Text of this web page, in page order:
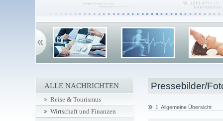
Pressebilder/
1. Allgemeine Übersicht
ALLE NACHRICHTEN
Reise & Tourismus
Wirtschaft und Finanzen